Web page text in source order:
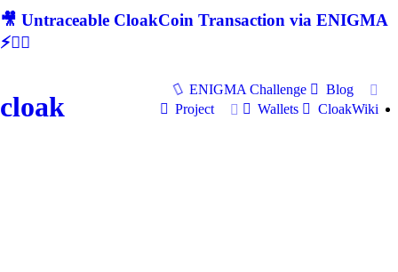
🎥 Untraceable CloakCoin Transaction via ENIGMA
⚡🕵‍♂
cloak
ENIGMA Challenge
Blog
Project
Wallets CloakWiki